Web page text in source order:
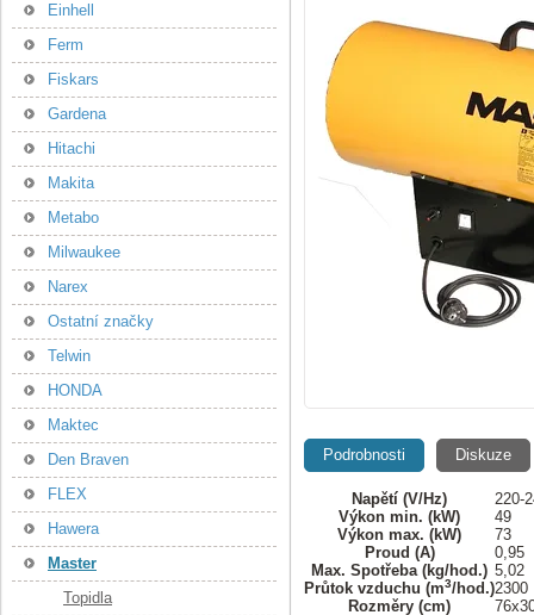
Podrobnosti Diskuze
Napětí (V/Hz)
220-
Výkon min. (kW)
49
Výkon max. (kW)
73
Proud (A)
0,95
Max. Spotřeba (kg/hod.) 5,02
Průtok vzduchu (m3/hod.)2300
Rozměry (cm)
Einhell
Ferm
Fiskars
Gardena
Hitachi
Makita
Metabo
Milwaukee
Narex
Ostatní značky
Telwin
HONDA
Maktec
Den Braven
FLEX
Hawera
Master
Topidla